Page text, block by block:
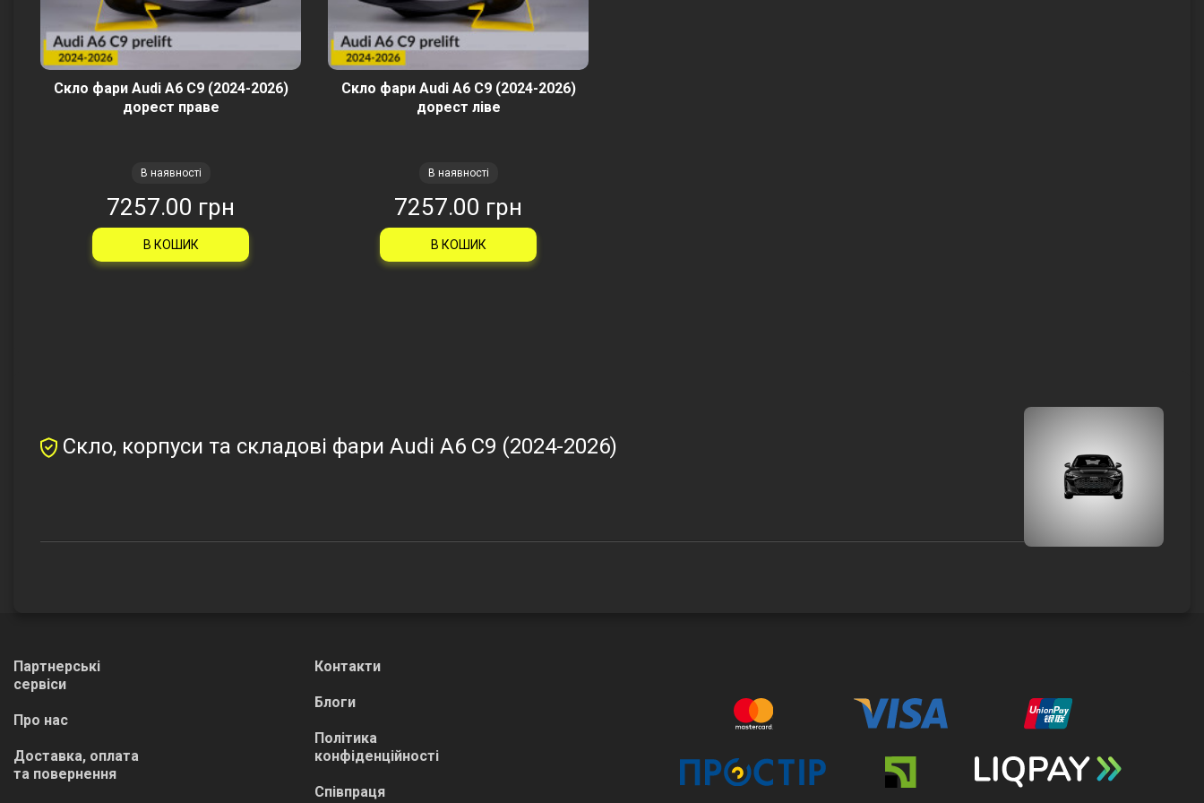
Скло фари Audi A6 C9 (2024-2026)
дорест праве
В наявності
7257.00 грн
В КОШИК
Скло фари Audi A6 C9 (2024-2026)
дорест ліве
В наявності
7257.00 грн
В КОШИК
Скло, корпуси та складові фари Audi A6 C9 (2024-2026)
Партнерські
сервіси
Про нас
Доставка, оплата
та повернення
Контакти
Блоги
Політика
конфіденційності
Співпраця